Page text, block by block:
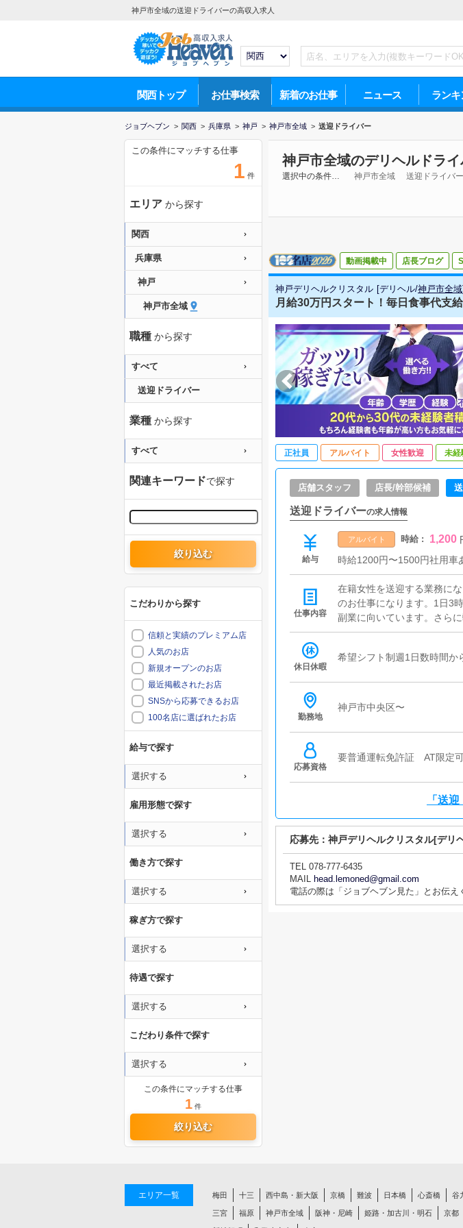
神戸市全域の送迎ドライバーの高収入求人
関西トップ お仕事検索 新着のお仕事 ニュース ランキ
ジョブヘブン > 関西 > 兵庫県 > 神戸 > 神戸市全域 > 送迎ドライバー
神戸市全域のデリヘルドラ
選択中の条件… 神戸市全域 送迎ドライバー
動画掲載中 店長ブログ
神戸デリヘルクリスタル [デリヘル/神戸市全域]
月給30万円スタート！毎日食事代支
正社員 アルバイト 女性歓迎 未経
店舗スタッフ 店長/幹部候補
送迎ドライバーの求人情報
給与
アルバイト 時給 : 1,200
時給1200円〜1500円社用車
仕事内容
在籍女性を送迎する業務に
のお仕事になります。1日3
副業に向いています。さら
す。
休日休暇
希望シフト制週1日数時間か
勤務地
神戸市中央区〜
応募資格
要普通運転免許証 AT限定
「送
応募先： 神戸デリヘルクリスタル[デリ
TEL 078-777-6435
MAIL head.lemoned@gmail.com
電話の際は「ジョブヘブン見た」とお伝え
この条件にマッチする仕事
1 件
エリア から探す
関西
兵庫県
神戸
神戸市全域
職種 から探す
すべて
送迎ドライバー
業種 から探す
すべて
関連キーワードで探す
絞り込む
こだわりから探す
信頼と実績のプレミアム店
人気のお店
新規オープンのお店
最近掲載されたお店
SNSから応募できるお店
100名店に選ばれたお店
給与で探す
選択する
雇用形態で探す
選択する
働き方で探す
選択する
稼ぎ方で探す
選択する
待遇で探す
選択する
こだわり条件で探す
選択する
この条件にマッチする仕事
1 件
絞り込む
エリア一覧 梅田 十三 西中島・新大阪 京橋 難波 日本橋 心斎橋 谷
三宮 福原 神戸市全域 阪神・尼崎 姫路・加古川・明石 京都